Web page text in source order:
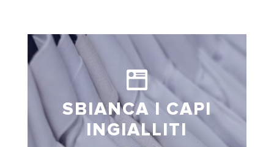
SBIANCA I CAPI
INGIALLITI